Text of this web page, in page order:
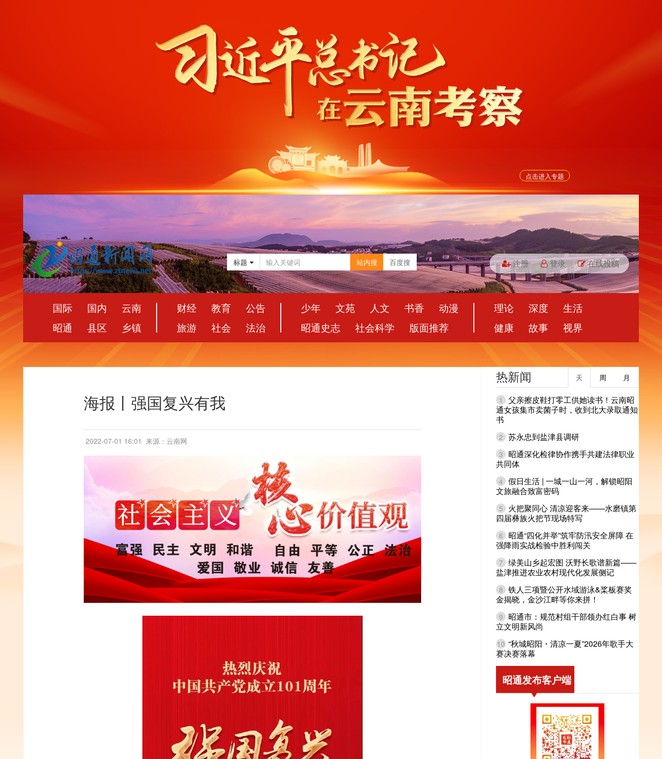
点击进入专题
标题 站内搜 百度搜 注册 登录 在线投稿
国际 国内
云南
昭通
县区 乡镇
财经 教育
公告
旅游
社会 法治
少年 文苑 人文 书香
动漫
昭通史志
社会科学 版面推荐
理论 深度
生活
健康
故事 视界
海报丨强国复兴有我
2022-07-01 16:01 来源：云南网
热新闻 月
周
天
1
父亲擦皮鞋打零工供她读书！云南昭
通女孩集市卖菌子时，收到北大录取通知
书
2 苏永忠到盐津县调研
3
昭通深化检律协作携手共建法律职业
共同体
4 假日生活 | 一城一山一河，解锁昭阳
文旅融合致富密码
5
火把聚同心 清凉迎客来——水磨镇第
四届彝族火把节现场特写
6
昭通“四化并举”筑牢防汛安全屏障 在
强降雨实战检验中胜利闯关
7 绿美山乡起宏图 沃野长歌谱新篇——
盐津推进农业农村现代化发展侧记
8 铁人三项暨公开水域游泳&桨板赛奖
金揭晓，金沙江畔等你来拼！
9
昭通市：规范村组干部领办红白事 树
立文明新风尚
10 “秋城昭阳・清凉一夏”2026年歌手大
赛决赛落幕
昭通发布客户端